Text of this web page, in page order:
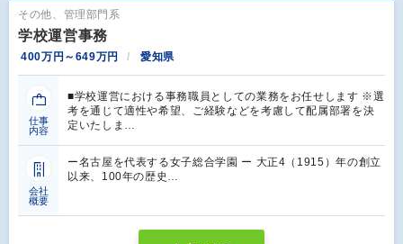
その他、管理部門系
学校運営事務
400万円～649万円 愛知県
仕事
内容
■学校運営における事務職員としての業務をお任せします ※選
考を通じて適性や希望、ご経験などを考慮して配属部署を決
定いたしま…
会社
概要
ー名古屋を代表する女子総合学園 ー 大正4（1915）年の創立
以来、100年の歴史…